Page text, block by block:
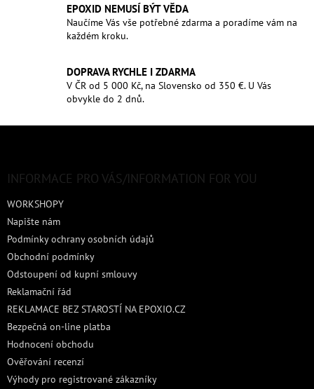
EPOXID NEMUSÍ BÝT VĚDA
Naučíme Vás vše potřebné zdarma a poradíme vám na
každém kroku.
DOPRAVA RYCHLE I ZDARMA
V ČR od 5 000 Kč, na Slovensko od 350 €. U Vás
obvykle do 2 dnů.
INFORMACE PRO VÁS/INFORMATION FOR YOU
WORKSHOPY
Napište nám
Podmínky ochrany osobních údajů
Obchodní podmínky
Odstoupení od kupní smlouvy
Reklamační řád
REKLAMACE BEZ STAROSTÍ NA EPOXIO.CZ
Bezpečná on-line platba
Hodnocení obchodu
Ověřování recenzí
Výhody pro registrované zákazníky